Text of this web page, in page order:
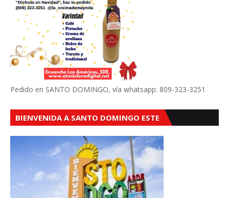
Pedido en SANTO DOMINGO, vía whatsapp: 809-323-3251
BIENVENIDA A SANTO DOMINGO ESTE